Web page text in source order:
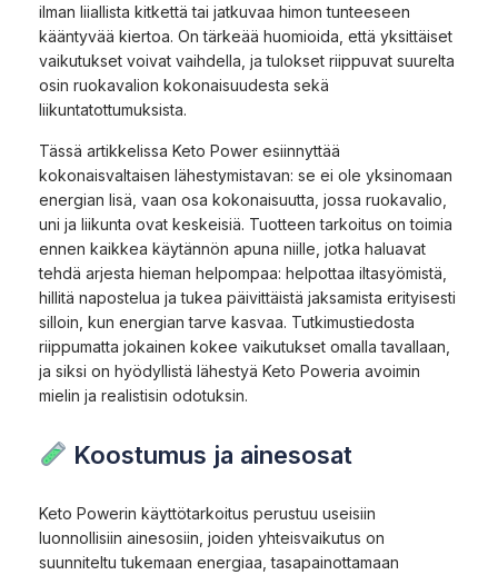
ilman liiallista kitkettä tai jatkuvaa himon tunteeseen
kääntyvää kiertoa. On tärkeää huomioida, että yksittäiset
vaikutukset voivat vaihdella, ja tulokset riippuvat suurelta
osin ruokavalion kokonaisuudesta sekä
liikuntatottumuksista.
Tässä artikkelissa Keto Power esiinnyttää
kokonaisvaltaisen lähestymistavan: se ei ole yksinomaan
energian lisä, vaan osa kokonaisuutta, jossa ruokavalio,
uni ja liikunta ovat keskeisiä. Tuotteen tarkoitus on toimia
ennen kaikkea käytännön apuna niille, jotka haluavat
tehdä arjesta hieman helpompaa: helpottaa iltasyömistä,
hillitä napostelua ja tukea päivittäistä jaksamista erityisesti
silloin, kun energian tarve kasvaa. Tutkimustiedosta
riippumatta jokainen kokee vaikutukset omalla tavallaan,
ja siksi on hyödyllistä lähestyä Keto Poweria avoimin
mielin ja realistisin odotuksin.
Koostumus ja ainesosat
Keto Powerin käyttötarkoitus perustuu useisiin
luonnollisiin ainesosiin, joiden yhteisvaikutus on
suunniteltu tukemaan energiaa, tasapainottamaan